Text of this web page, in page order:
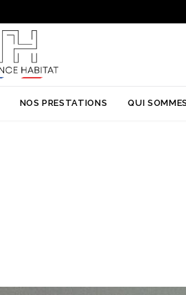
NOS PRESTATIONS QUI